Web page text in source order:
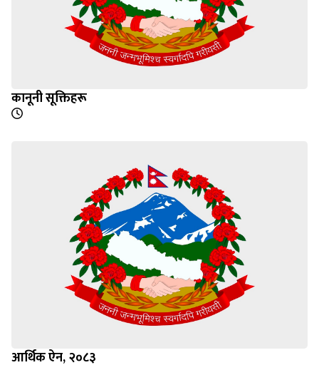
कानूनी सूक्तिहरू
आर्थिक ऐन, २०८३